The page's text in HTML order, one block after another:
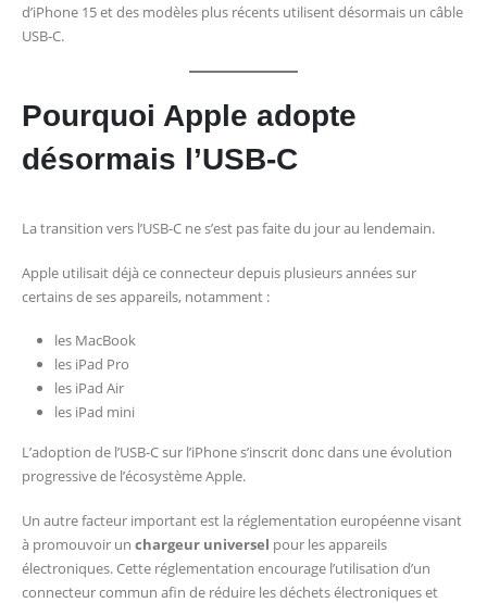
d’iPhone 15 et des modèles plus récents utilisent désormais un câble
USB-C.
Pourquoi Apple adopte
désormais l’USB-C
La transition vers l’USB-C ne s’est pas faite du jour au lendemain.
Apple utilisait déjà ce connecteur depuis plusieurs années sur
certains de ses appareils, notamment :
les MacBook
les iPad Pro
les iPad Air
les iPad mini
L’adoption de l’USB-C sur l’iPhone s’inscrit donc dans une évolution
progressive de l’écosystème Apple.
Un autre facteur important est la réglementation européenne visant
à promouvoir un chargeur universel pour les appareils
électroniques. Cette réglementation encourage l’utilisation d’un
connecteur commun afin de réduire les déchets électroniques et